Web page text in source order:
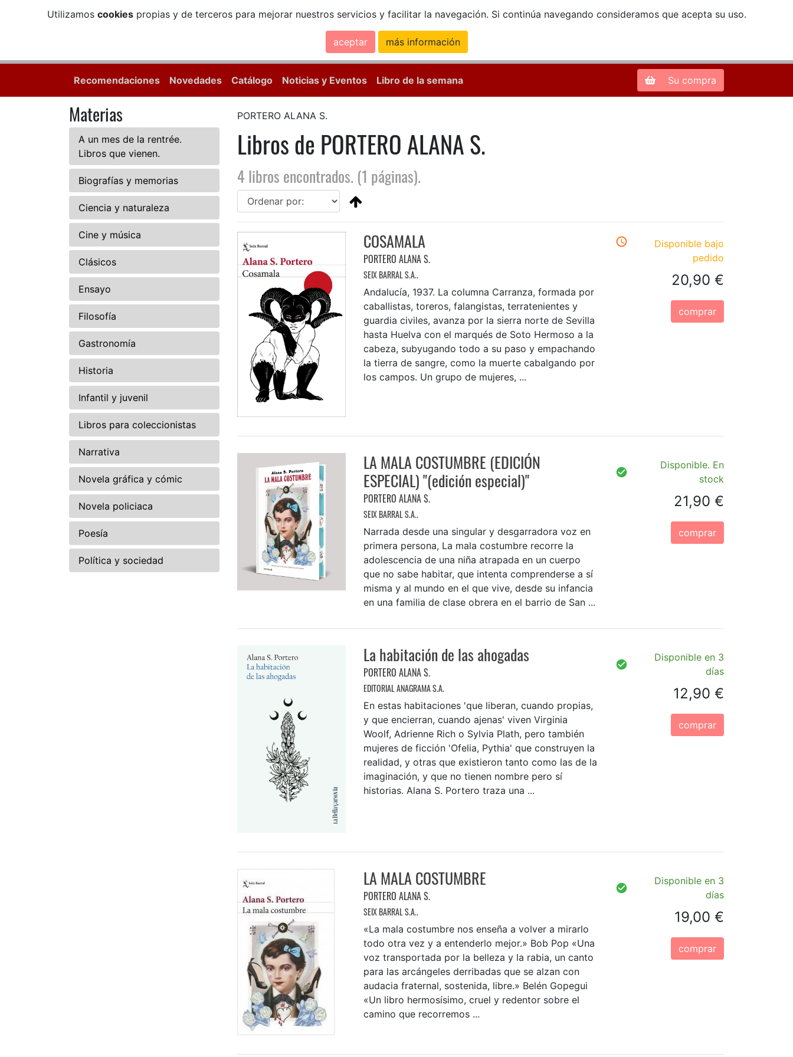
Utilizamos cookiespropias y de terceros para mejorar nuestros servicios y facilitar la navegación. Si continúa navegando consideramos que acepta su uso.
aceptar más información
Zona de Clientes
Recomendaciones Novedades Catálogo Noticias y Eventos Libro de la semana Su compra
Materias
A un mes de la rentrée.
Libros que vienen.
Biografías y memorias
Ciencia y naturaleza
Cine y música
Clásicos
Ensayo
Filosofía
Gastronomía
Historia
Infantil y juvenil
Libros para coleccionistas
Narrativa
Novela gráfica y cómic
Novela policiaca
Poesía
Política y sociedad
PORTERO ALANA S.
Libros de PORTERO ALANA S.
4 libros encontrados. (1 páginas).
COSAMALA
PORTERO ALANA S.
SEIX BARRAL S.A..
Andalucía, 1937. La columna Carranza, formada por
caballistas, toreros, falangistas, terratenientes y
guardia civiles, avanza por la sierra norte de Sevilla
hasta Huelva con el marqués de Soto Hermoso a la
cabeza, subyugando todo a su paso y empachando
la tierra de sangre, como la muerte cabalgando por
los campos. Un grupo de mujeres, ...
Disponible bajo
pedido
20,90 €
comprar
LA MALA COSTUMBRE (EDICIÓN
ESPECIAL) "(edición especial)"
PORTERO ALANA S.
SEIX BARRAL S.A..
Narrada desde una singular y desgarradora voz en
primera persona, La mala costumbre recorre la
adolescencia de una niña atrapada en un cuerpo
que no sabe habitar, que intenta comprenderse a sí
misma y al mundo en el que vive, desde su infancia
en una familia de clase obrera en el barrio de San ...
Disponible. En
stock
21,90 €
comprar
La habitación de las ahogadas
PORTERO ALANA S.
EDITORIAL ANAGRAMA S.A.
En estas habitaciones 'que liberan, cuando propias,
y que encierran, cuando ajenas' viven Virginia
Woolf, Adrienne Rich o Sylvia Plath, pero también
mujeres de ficción 'Ofelia, Pythia' que construyen la
realidad, y otras que existieron tanto como las de la
imaginación, y que no tienen nombre pero sí
historias. Alana S. Portero traza una ...
Disponible en 3
días
12,90 €
comprar
LA MALA COSTUMBRE
PORTERO ALANA S.
SEIX BARRAL S.A..
«La mala costumbre nos enseña a volver a mirarlo
todo otra vez y a entenderlo mejor.» Bob Pop «Una
voz transportada por la belleza y la rabia, un canto
para las arcángeles derribadas que se alzan con
audacia fraternal, sostenida, libre.» Belén Gopegui
«Un libro hermosísimo, cruel y redentor sobre el
camino que recorremos ...
Disponible en 3
días
19,00 €
comprar